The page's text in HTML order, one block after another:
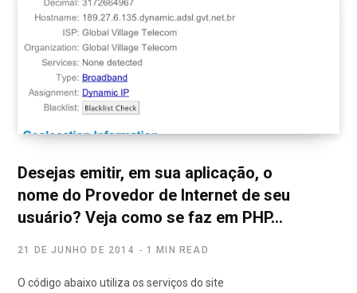
Desejas emitir, em sua aplicação, o
nome do Provedor de Internet de seu
usuário? Veja como se faz em PHP…
21 DE JUNHO DE 2014 1 MIN READ
O código abaixo utiliza os serviços do site